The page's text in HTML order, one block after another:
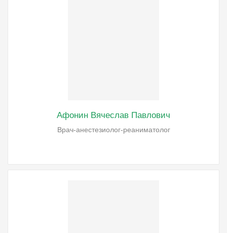
Афонин Вячеслав Павлович
Врач-анестезиолог-реаниматолог